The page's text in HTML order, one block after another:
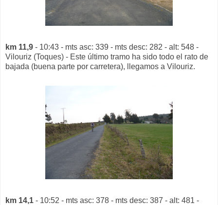
km 11,9 - 10:43 - mts asc: 339 - mts desc: 282 - alt: 548 -
Vilouriz (Toques) - Este último tramo ha sido todo el rato de
bajada (buena parte por carretera), llegamos a Vilouriz.
km 14,1 - 10:52 - mts asc: 378 - mts desc: 387 - alt: 481 -